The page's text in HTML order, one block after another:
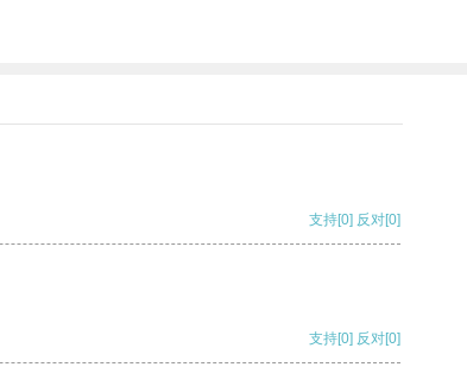
支持[0] 反对[0]
支持[0] 反对[0]